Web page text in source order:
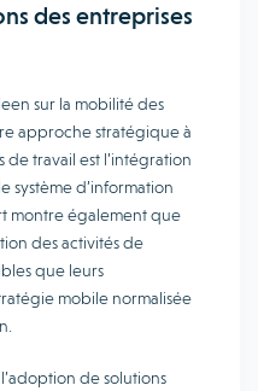
des entreprises
sur la mobilité des
approche stratégique à
de travail est l’intégration
système d’information
montre également que
des activités de
que leurs
mobile normalisée
de solutions